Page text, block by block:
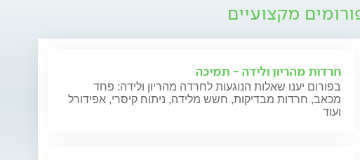
מקצועיים
חרדות מהריון ולידה - תמיכה
בפורום יענו שאלות הנוגעות לחרדה מהריון ולידה: פחד
מכאב, חרדות מבדיקות, חשש מלידה, ניתוח קיסרי, אפידורל
ועוד